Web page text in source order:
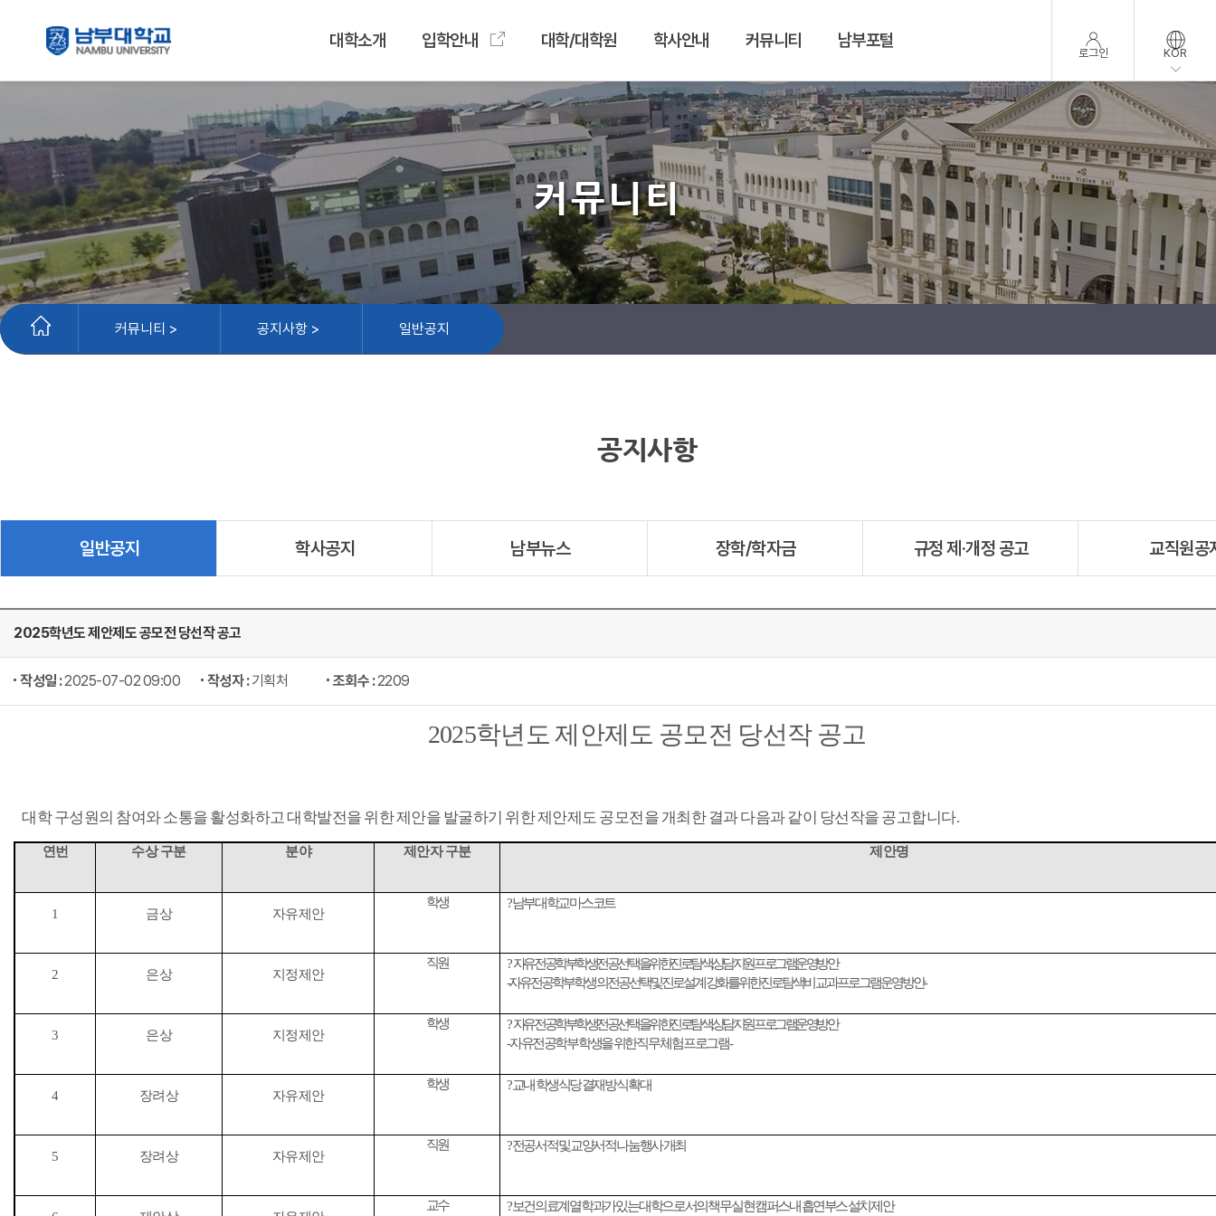
대학소개 입학안내 대학/대학원 학사안내 커뮤니티 남부포털
로그인 KOR
커뮤니티
커뮤니티 > 공지사항 > 일반공지
공지사항
일반공지 학사공지 남부뉴스 장학/학자금 규정 제·개정 공고 교직원공
2025학년도 제안제도 공모전 당선작 공고
작성일 :2025-07-02 09:00 작성자 :기획처 조회수 :2209
2025학년도 제안제도 공모전 당선작 공고
대학 구성원의 참여와 소통을 활성화하고 대학발전을 위한 제안을 발굴하기 위한 제안제도 공모전을 개최한 결과 다음과 같이 당선작을 공고합니다.
연번 수상 구분 분야 제안자 구분 제안명
1 금상 자유제안
학생 ?남부대학교 마스코트
2 은상 지정제안
직원 ?자유전공학부 학생 전공 선택을 위한 진로 탐색상담 지원프로그램 운영 방안
-자유전공학부 학생의 전공 선택 및 진로 설계 강화를 위한 진로 탐색 비교과프로그램 운영 방안-
3 은상 지정제안
학생 ?자유전공학부 학생 전공 선택을 위한 진로 탐색상담 지원프로그램 운영 방안
-자유전공학부 학생을 위한 직무 체험 프로그램-
4 장려상 자유제안
학생 ?교내 학생식당 결재 방식 확대
5 장려상 자유제안
직원 ?전공서적 및 교양서적 나눔 행사 개최
교수 ?보건의료계열 학과가 있는 대학으로서의 책무 실현 캠퍼스 내 흡연부스 설치 제안